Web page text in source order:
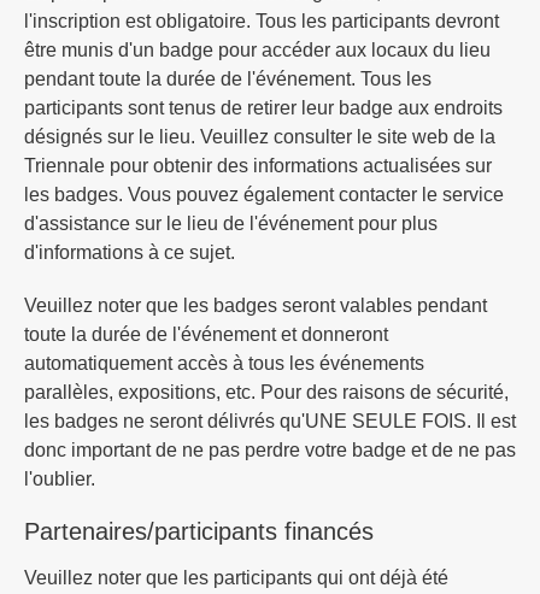
l'inscription est obligatoire. Tous les participants devront
être munis d'un badge pour accéder aux locaux du lieu
pendant toute la durée de l'événement. Tous les
participants sont tenus de retirer leur badge aux endroits
désignés sur le lieu. Veuillez consulter le site web de la
Triennale pour obtenir des informations actualisées sur
les badges. Vous pouvez également contacter le service
d'assistance sur le lieu de l'événement pour plus
d'informations à ce sujet.
Veuillez noter que les badges seront valables pendant
toute la durée de l'événement et donneront
automatiquement accès à tous les événements
parallèles, expositions, etc. Pour des raisons de sécurité,
les badges ne seront délivrés qu'UNE SEULE FOIS. Il est
donc important de ne pas perdre votre badge et de ne pas
l'oublier.
Partenaires/participants financés
Veuillez noter que les participants qui ont déjà été